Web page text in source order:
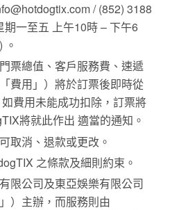
/ (852) 3188
一至五 上午10時 – 下午6
票總值、客戶服務費、速遞
費用」）將於訂票後即時從
費用未能成功扣除，訂票將
將就此作出 適當的通知。
取消、退款或更改。
之條款及細則約束。
限公司及東亞娛樂有限公司
）主辦，而服務則由